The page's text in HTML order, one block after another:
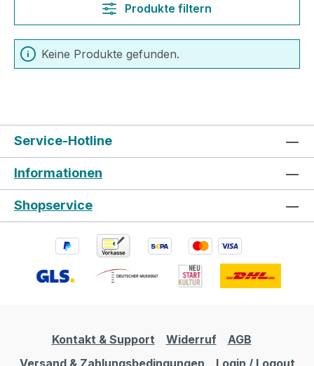
Produkte filtern
Keine Produkte gefunden.
Service-Hotline
Informationen
Shopservice
Kontakt & Support Widerruf
AGB
Versand & Zahlungsbedingungen
Login / Logout